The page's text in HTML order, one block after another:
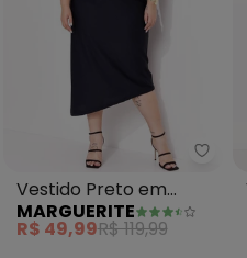
- Vestido Midi Preto
Vestido Preto em
Malha Colméia
MARGUERITE
R$ 49,99R$ 119,99